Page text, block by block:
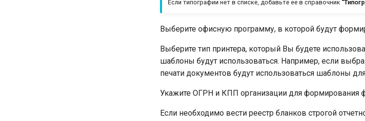
Если типографии нет в списке, добавьте ее в справочник
Выберите офисную программу, в которой будут
Выберите тип принтера, который Вы будете
шаблоны будут использоваться. Например, если
печати документов будут использоваться шаблоны
Укажите ОГРН и КПП организации для формирования
Если необходимо вести реестр бланков строгой